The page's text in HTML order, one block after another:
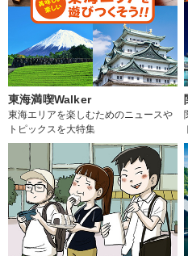
東海満喫Walker
東海エリアを楽しむためのニュースや
トピックスを大特集